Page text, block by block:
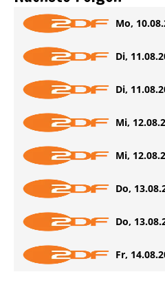
Mo,
Di,
Di,
Mi,
Mi,
Do,
Do,
Fr,